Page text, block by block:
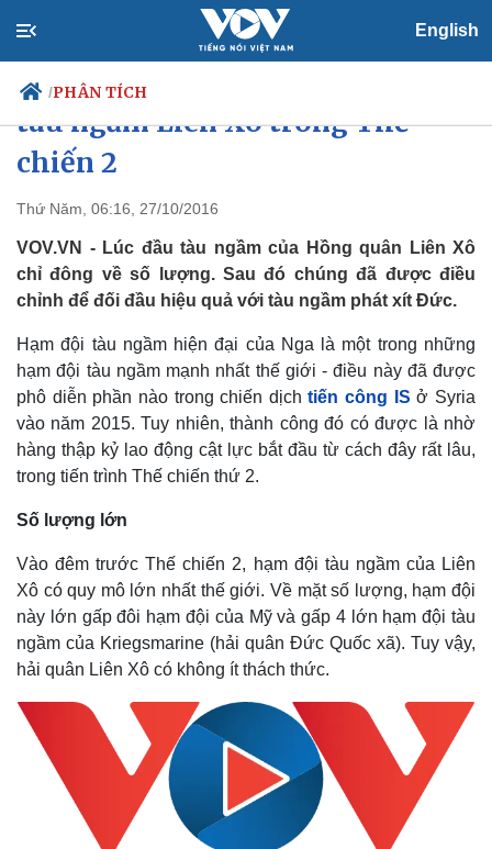
English
/PHÂN TÍCH
Chính trị
Tổ chức nhân sự
Quốc hội
Nhận diện sự thật
Tin 24h
Dự báo thời tiết
Giáo dục
Dấu ấn VOV
Biển đảo
Sức mạnh sát thủ của hạm đội
tàu ngầm Liên Xô trong Thế
chiến 2
Thứ Năm, 06:16, 27/10/2016
VOV.VN - Lúc đầu tàu ngầm của Hồng quân Liên Xô
chỉ đông về số lượng. Sau đó chúng đã được điều
chỉnh để đối đầu hiệu quả với tàu ngầm phát xít Đức.
Hạm đội tàu ngầm hiện đại của Nga là một trong những
hạm đội tàu ngầm mạnh nhất thế giới - điều này đã được
phô diễn phần nào trong chiến dịchtiến công IS ở Syria
vào năm 2015. Tuy nhiên, thành công đó có được là nhờ
hàng thập kỷ lao động cật lực bắt đầu từ cách đây rất lâu,
trong tiến trình Thế chiến thứ 2.
Số lượng lớn
Vào đêm trước Thế chiến 2, hạm đội tàu ngầm của Liên
Xô có quy mô lớn nhất thế giới. Về mặt số lượng, hạm đội
này lớn gấp đôi hạm đội của Mỹ và gấp 4 lớn hạm đội tàu
ngầm của Kriegsmarine (hải quân Đức Quốc xã). Tuy vậy,
hải quân Liên Xô có không ít thách thức.